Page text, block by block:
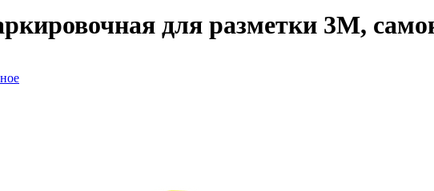
для разметки 3M,